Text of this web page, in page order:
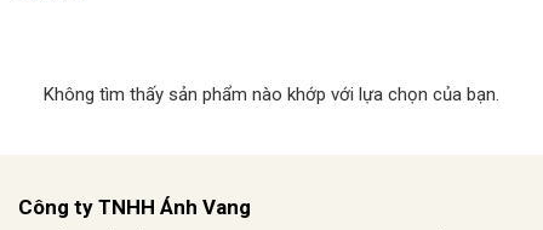
Không tìm thấy sản phẩm nào khớp với lựa chọn của bạn.
Công ty TNHH Ánh Vang